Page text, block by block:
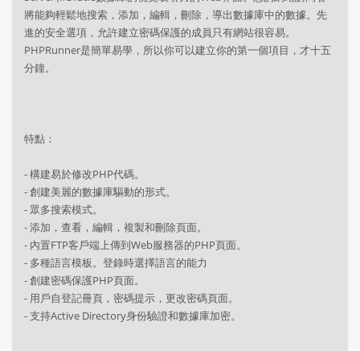
將能夠輕鬆地搜索，添加，編輯，刪除，導出數據庫中的數據。先
進的安全選項，允許建立密碼保護的成員只有網站很容易。
PHPRunner是簡單易學，所以你可以建立你的第一個項目，才十五
分鐘。
特點：
- 構建易於修改PHP代碼。
- 創建美麗的數據庫驅動的形式。
- 眾多搜索模式。
- 添加，查看，編輯，複製和刪除頁面。
- 內置FTP客戶端上傳到Web服務器的PHP頁面。
- 多種語言模板。登錄時選擇語言的能力
- 創建密碼保護PHP頁面。
- 用戶自登記冊頁，密碼提示，更改密碼頁面。
- 支持Active Directory身份驗證和數據庫加密。